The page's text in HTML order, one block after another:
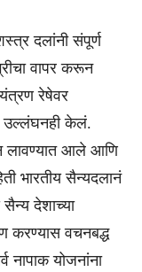
दलांनी संपूर्ण
वापर करून
रेषेवर
उल्लंघनही केलं.
लावण्यात आले आणि
भारतीय सैन्यदलानं
देशाच्या
करण्यास वचनबद्ध
नापाक योजनांना